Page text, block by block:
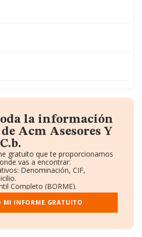
la información
Acm Asesores Y
gratuito que te proporcionamos
vas a encontrar:
Denominación, CIF,
Completo (BORME).
Ventas y Empleados.
y Administradores.
MI INFORME GRATUITO